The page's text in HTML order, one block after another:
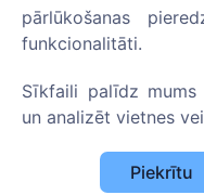
pārlūkošanas
funkcionalitāti.
Sīkfaili palīdz mums
un analizēt vietnes
Piekrītu